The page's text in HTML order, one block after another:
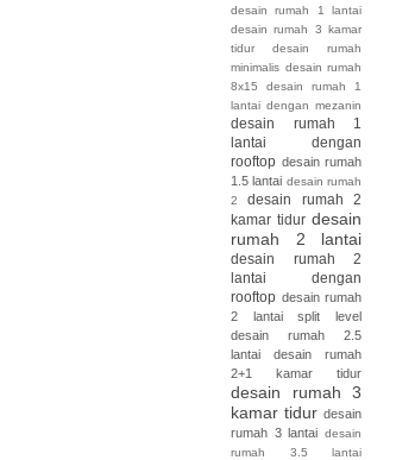
desain rumah 1 lantai
desain rumah 3 kamar
tidur desain rumah
minimalis desain rumah
8x15
desain rumah 1
lantai dengan mezanin
desain rumah 1
lantai dengan
rooftop desain rumah
1.5 lantai desain rumah
2
desain rumah 2
kamar tidur desain
rumah 2 lantai
desain rumah 2
lantai dengan
rooftop desain rumah
2 lantai split level
desain rumah 2.5
lantai
desain rumah
2+1 kamar tidur
desain rumah 3
kamar tidur desain
rumah 3 lantai desain
rumah 3.5 lantai